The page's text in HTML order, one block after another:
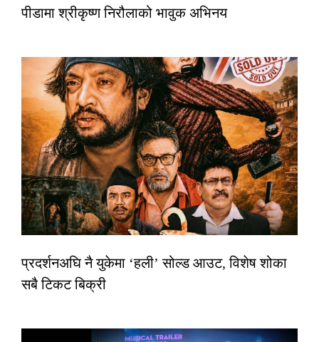
पीडामा श्रीकृष्ण निरौलाको भावुक अभिनय
प्रदर्शनअघि नै युकेमा ‘हली’ सोल्ड आउट, विशेष शोका
सबै टिकट बिक्री